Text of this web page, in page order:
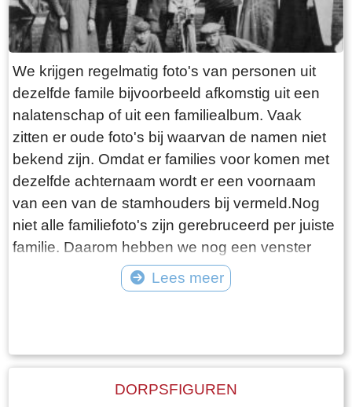
We krijgen regelmatig foto's van personen uit
dezelfde famile bijvoorbeeld afkomstig uit een
nalatenschap of uit een familiealbum. Vaak
zitten er oude foto's bij waarvan de namen niet
bekend zijn. Omdat er families voor komen met
dezelfde achternaam wordt er een voornaam
van een van de stamhouders bij vermeld.Nog
niet alle familiefoto's zijn gerebruceerd per juiste
familie. Daarom hebben we nog een venster
"Diverse families". Bijgaande foto is van familie
Lees meer
DORPSFIGUREN